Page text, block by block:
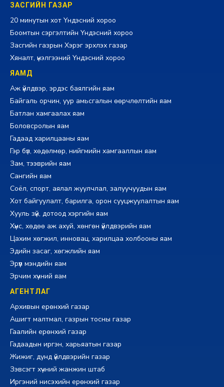
ЗАСГИЙН ГАЗАР
20 минутын хот Үндэсний хороо
Боомтын сэргэлтийн Үндэсний хороо
Засгийн газрын Хэрэг эрхлэх газар
Хяналт, үнэлгээний Үндэсний хороо
ЯАМД
Аж үйлдвэр, эрдэс баялгийн яам
Байгаль орчин, уур амьсгалын өөрчлөлтийн яам
Батлан хамгаалах яам
Боловсролын яам
Гадаад харилцааны яам
Гэр бүл, хөдөлмөр, нийгмийн хамгааллын яам
Зам, тээврийн яам
Сангийн яам
Соёл, спорт, аялал жуулчлал, залуучуудын яам
Хот байгуулалт, барилга, орон сууцжуулалтын яам
Хууль зүй, дотоод хэргийн яам
Хүнс, хөдөө аж ахуй, хөнгөн үйлдвэрийн яам
Цахим хөгжил, инновац, харилцаа холбооны яам
Эдийн засаг, хөгжлийн яам
Эрүүл мэндийн яам
Эрчим хүчний яам
АГЕНТЛАГ
Архивын ерөнхий газар
Ашигт малтмал, газрын тосны газар
Гаалийн ерөнхий газар
Гадаадын иргэн, харьяатын газар
Жижиг, дунд үйлдвэрийн газар
Зэвсэгт хүчний жанжин штаб
Иргэний нисэхийн ерөнхий газар